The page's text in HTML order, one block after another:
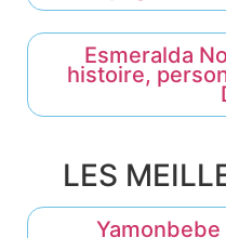
Esmeralda
histoire,
LES